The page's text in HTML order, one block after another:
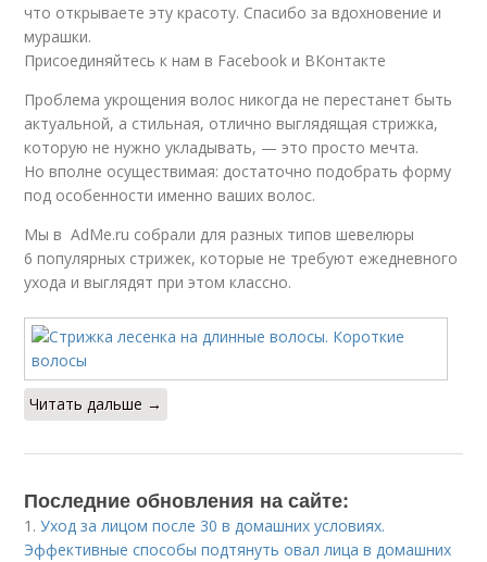
что открываете эту красоту. Спасибо за вдохновение и
мурашки.
Присоединяйтесь к нам в Facebook и ВКонтакте
Проблема укрощения волос никогда не перестанет быть
актуальной, а стильная, отлично выглядящая стрижка,
которую не нужно укладывать, — это просто мечта.
Но вполне осуществимая: достаточно подобрать форму
под особенности именно ваших волос.
Мы в AdMe.ru собрали для разных типов шевелюры
6 популярных стрижек, которые не требуют ежедневного
ухода и выглядят при этом классно.
Читать дальше →
Последние обновления на сайте:
1.Уход за лицом после 30 в домашних условиях.
Эффективные способы подтянуть овал лица в домашних